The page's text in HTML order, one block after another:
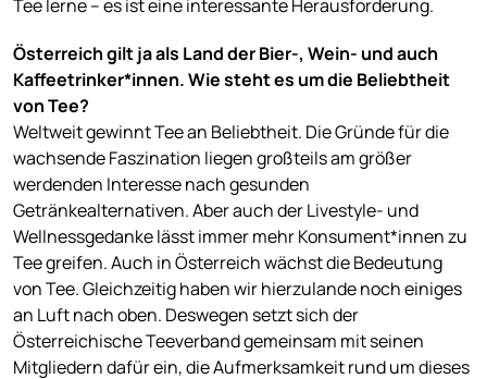
Tee lerne – es ist eine interessante Herausforderung.
Österreich gilt ja als Land der Bier-, Wein- und auch
Kaffeetrinker*innen. Wie steht es um die Beliebtheit
von Tee?
Weltweit gewinnt Tee an Beliebtheit. Die Gründe für die
wachsende Faszination liegen großteils am größer
werdenden Interesse nach gesunden
Getränkealternativen. Aber auch der Livestyle- und
Wellnessgedanke lässt immer mehr Konsument*innen zu
Tee greifen. Auch in Österreich wächst die Bedeutung
von Tee. Gleichzeitig haben wir hierzulande noch einiges
an Luft nach oben. Deswegen setzt sich der
Österreichische Teeverband gemeinsam mit seinen
Mitgliedern dafür ein, die Aufmerksamkeit rund um dieses